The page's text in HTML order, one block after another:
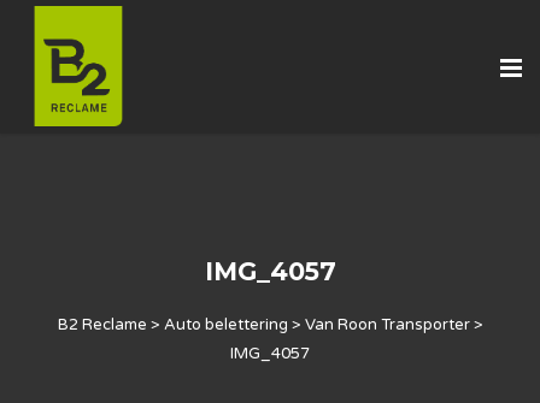
IMG_4057
B2 Reclame > Auto belettering > Van Roon Transporter>
IMG_4057